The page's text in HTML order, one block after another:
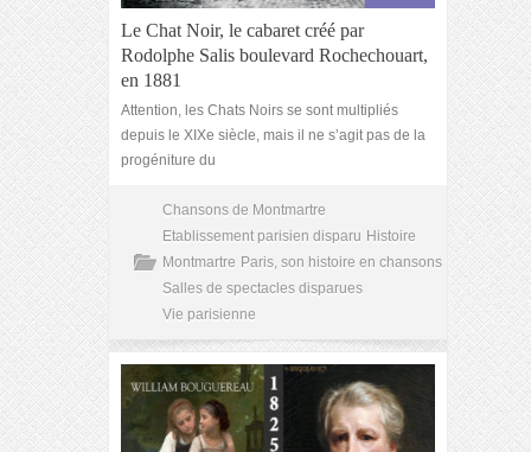
Le Chat Noir, le cabaret créé par
Rodolphe Salis boulevard Rochechouart,
en 1881
Attention, les Chats Noirs se sont multipliés
depuis le XIXe siècle, mais il ne s’agit pas de la
progéniture du
Chansons de Montmartre
Etablissement parisien disparu Histoire
Montmartre Paris, son histoire en chansons
Salles de spectacles disparues
Vie parisienne